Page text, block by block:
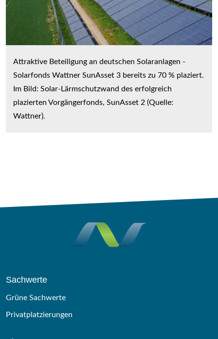
Attraktive Beteiligung an deutschen Solaranlagen -
Solarfonds Wattner SunAsset 3 bereits zu 70 % plaziert.
Im Bild: Solar-Lärmschutzwand des erfolgreich
plazierten Vorgängerfonds, SunAsset 2 (Quelle:
Wattner).
Sachwerte
Grüne Sachwerte
Privatplatzierungen